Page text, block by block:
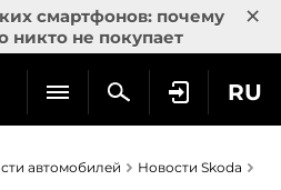
смартфонов: почему
никто не покупает
×
RU
автомобилей Новости Skoda